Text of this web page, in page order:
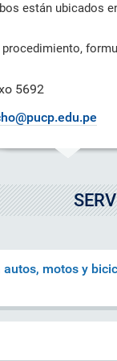
común
por
están ubicados
5692
motos y